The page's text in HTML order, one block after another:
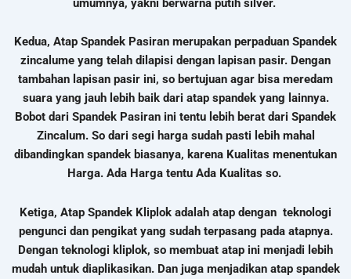
umumnya, yakni berwarna putih silver.
Kedua, Atap Spandek Pasiran merupakan perpaduan Spandek
zincalume yang telah dilapisi dengan lapisan pasir. Dengan
tambahan lapisan pasir ini, so bertujuan agar bisa meredam
suara yang jauh lebih baik dari atap spandek yang lainnya.
Bobot dari Spandek Pasiran ini tentu lebih berat dari Spandek
Zincalum. So dari segi harga sudah pasti lebih mahal
dibandingkan spandek biasanya, karena Kualitas menentukan
Harga. Ada Harga tentu Ada Kualitas so.
Ketiga, Atap Spandek Kliplok adalah atap dengan teknologi
pengunci dan pengikat yang sudah terpasang pada atapnya.
Dengan teknologi kliplok, so membuat atap ini menjadi lebih
mudah untuk diaplikasikan. Dan juga menjadikan atap spandek